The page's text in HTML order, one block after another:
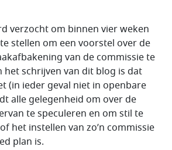
verzocht om binnen vier weken
stellen om een voorstel over de
van de commissie te
het schrijven van dit blog is dat
(in ieder geval niet in openbare
alle gelegenheid om over de
te speculeren en om stil te
het instellen van zo’n commissie
plan is.